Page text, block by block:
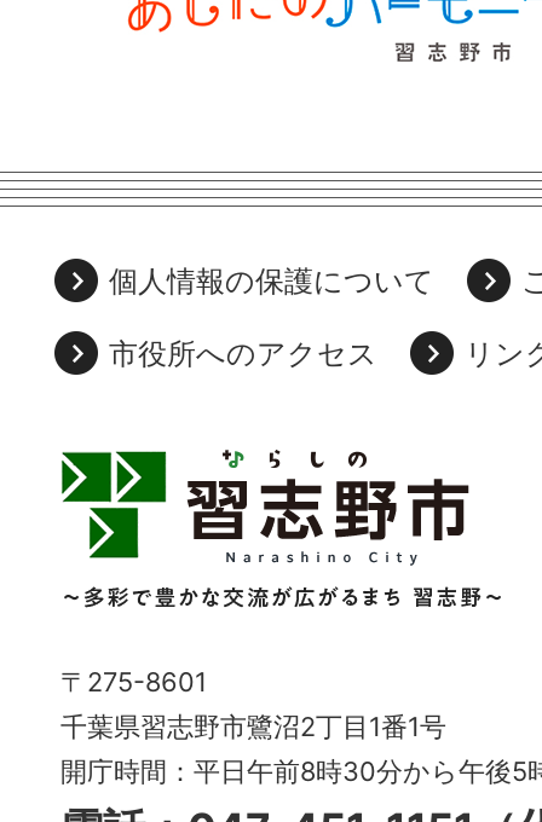
個人情報の保護について
市役所へのアクセス
リン
習
志
野
市
Narashino
City
～
多
〒275-8601
千葉県習志野市鷺沼2丁目1番1号
開庁時間：平日午前8時30分から午後5